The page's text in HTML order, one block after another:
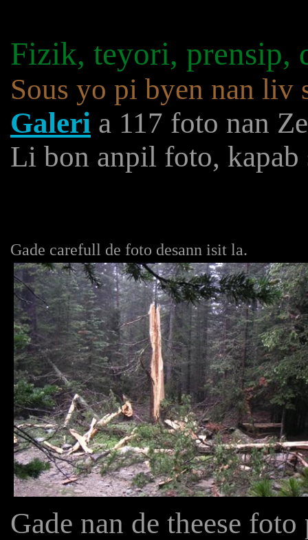
Fizik, teyori, prensip,
Sous yo pi byen nan liv
Galeri a 117 foto nan
Li bon anpil foto,
Gade carefull de foto desann isit la.
Gade nan de theese